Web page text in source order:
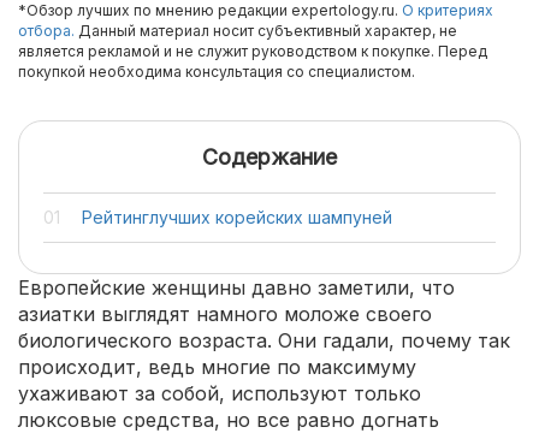
*Обзор лучших по мнению редакции expertology.ru. О критериях
отбора. Данный материал носит субъективный характер, не
является рекламой и не служит руководством к покупке. Перед
покупкой необходима консультация со специалистом.
Содержание
Рейтинглучших корейских шампуней
Европейские женщины давно заметили, что
азиатки выглядят намного моложе своего
биологического возраста. Они гадали, почему так
происходит, ведь многие по максимуму
ухаживают за собой, используют только
люксовые средства, но все равно догнать